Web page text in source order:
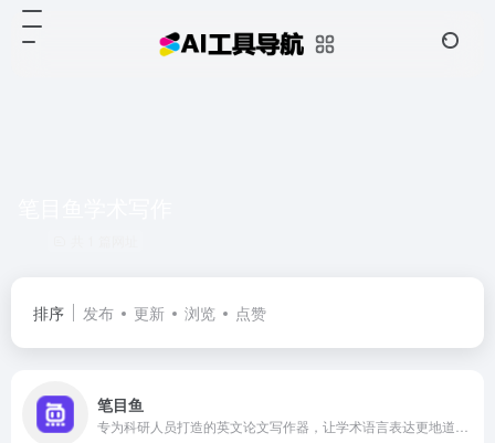
排序 发布 更新 浏览 点赞
笔目鱼